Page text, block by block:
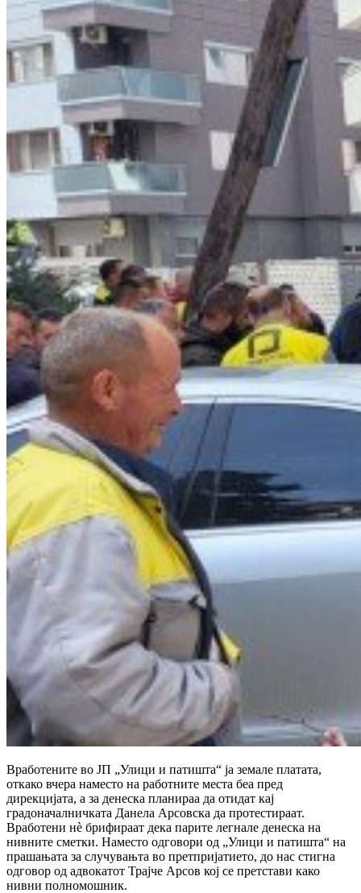
Вработените во ЈП „Улици и патишта“ ја земале платата,
откако вчера наместо на работните места беа пред
дирекцијата, а за денеска планираа да отидат кај
градоначалничката Данела Арсовска да протестираат.
Вработени нѐ брифираат дека парите легнале денеска на
нивните сметки. Наместо одговори од „Улици и патишта“ на
прашањата за случувањта во претпријатието, до нас стигна
одговор од адвокатот Трајче Арсов кој се претстави како
нивни полномошник.